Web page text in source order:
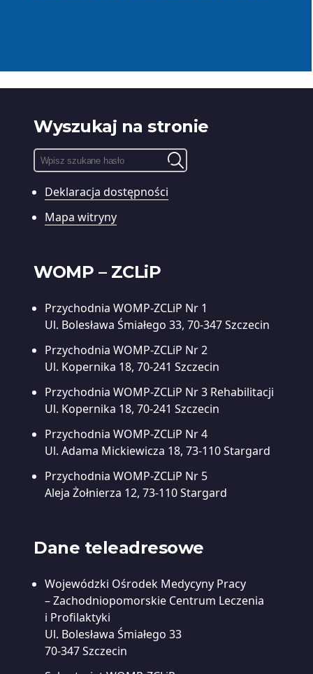
Wyszukaj na stronie
Wyszukiwarka
treści
Pole
wyszukiwania:
Deklaracja dostępności
Mapa witryny
WOMP – ZCLiP
Przychodnia WOMP-ZCLiP Nr 1
Ul. Bolesława Śmiałego 33, 70-347 Szczecin
Przychodnia WOMP-ZCLiP Nr 2
Ul. Kopernika 18, 70-241 Szczecin
Przychodnia WOMP-ZCLiP Nr 3 Rehabilitacji
Ul. Kopernika 18, 70-241 Szczecin
Przychodnia WOMP-ZCLiP Nr 4
Ul. Adama Mickiewicza 18, 73-110 Stargard
Przychodnia WOMP-ZCLiP Nr 5
Aleja Żołnierza 12, 73-110 Stargard
Dane teleadresowe
Wojewódzki Ośrodek Medycyny Pracy
– Zachodniopomorskie Centrum Leczenia
i Profilaktyki
Ul. Bolesława Śmiałego 33
70-347 Szczecin